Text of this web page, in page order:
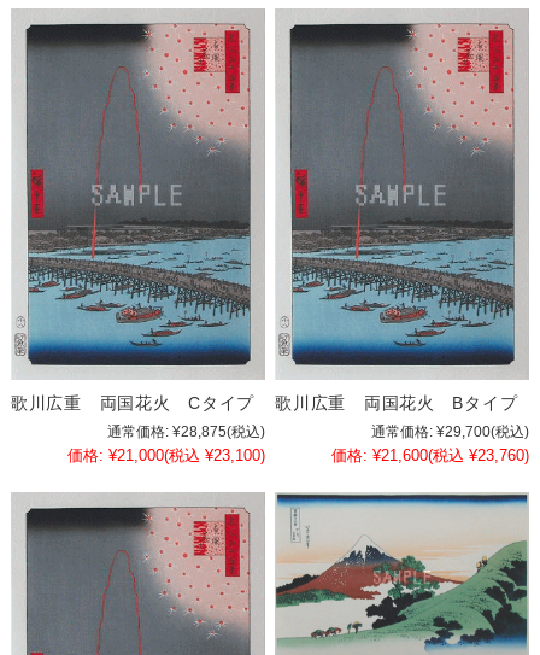
歌川広重 両国花火 Cタイプ
通常価格: ¥28,875(税込)
価格: ¥21,000(税込 ¥23,100)
歌川広重 両国花火 Bタイプ
通常価格: ¥29,700(税込)
価格: ¥21,600(税込 ¥23,760)